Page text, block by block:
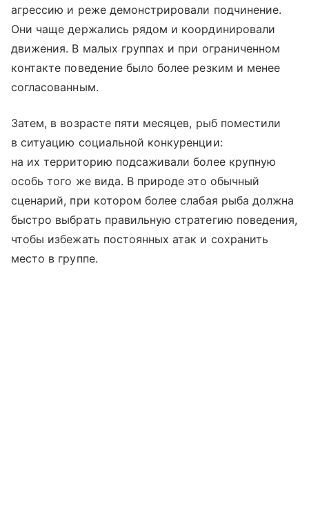
агрессию и реже демонстрировали подчинение.
Они чаще держались рядом и координировали
движения. В малых группах и при ограниченном
контакте поведение было более резким и менее
согласованным.
Затем, в возрасте пяти месяцев, рыб поместили
в ситуацию социальной конкуренции:
на их территорию подсаживали более крупную
особь того же вида. В природе это обычный
сценарий, при котором более слабая рыба должна
быстро выбрать правильную стратегию поведения,
чтобы избежать постоянных атак и сохранить
место в группе.